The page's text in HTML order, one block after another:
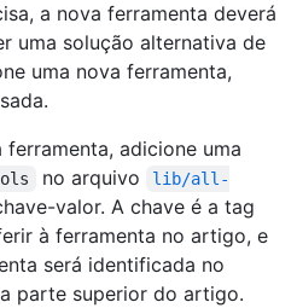
a nova ferramenta deverá
uma solução alternativa de
uma nova ferramenta,
adicione uma
no arquivo
lib/all-
valor. A chave é a tag
à ferramenta no artigo, e
será identificada no
parte superior do artigo.